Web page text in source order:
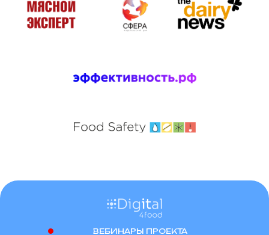
ВЕБИНАРЫ ПРОЕКТА